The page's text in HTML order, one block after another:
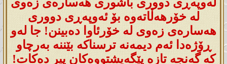
لە خۆرهەڵاتەوە بۆ ئەوپەڕی دووری
هەسارەی زەوی لە خۆرئاوا دەبینن! جا لەو
ڕۆژەدا ئەم دیمەنە ترسناکە بێننە بەرچاو
کە گەنجە تازە پێگەیشتووەکان پیر دەکات!